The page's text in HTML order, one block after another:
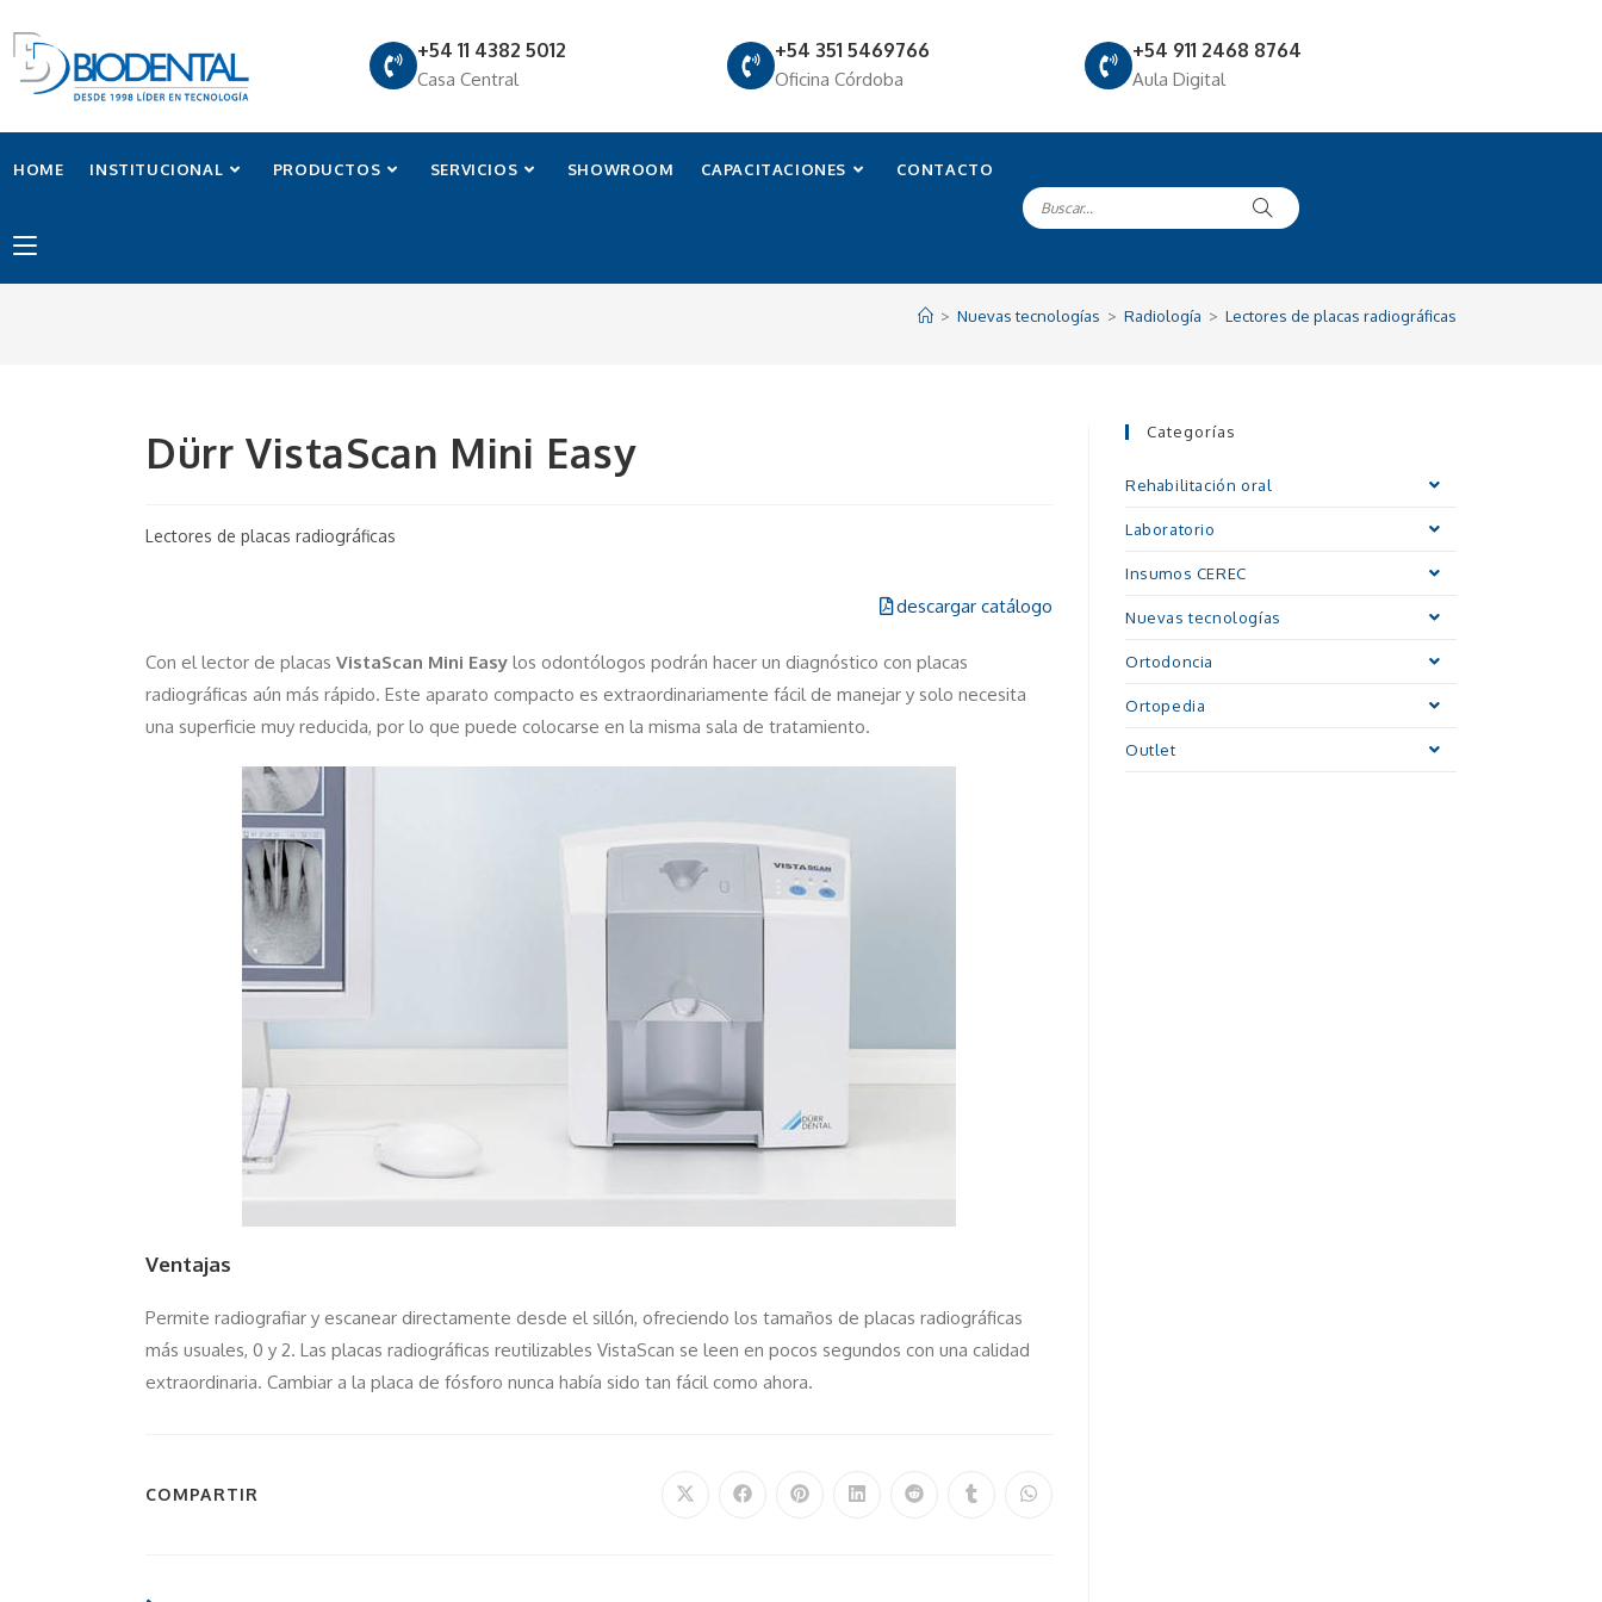
+54 11 4382 5012
Casa Central
+54 351 5469766
Oficina Córdoba
+54 911 2468 8764
Aula Digital
HOME INSTITUCIONAL PRODUCTOS SERVICIOS SHOWROOM CAPACITACIONES CONTACTO
> Nuevas tecnologías > Radiología > Lectores de placas radiográficas
Dürr VistaScan Mini Easy
Lectores de placas radiográficas
descargar catálogo
Con el lector de placas VistaScan Mini Easy los odontólogos podrán hacer un diagnóstico con placas
radiográficas aún más rápido. Este aparato compacto es extraordinariamente fácil de manejar y solo necesita
una superficie muy reducida, por lo que puede colocarse en la misma sala de tratamiento.
Ventajas
Permite radiografiar y escanear directamente desde el sillón, ofreciendo los tamaños de placas radiográficas
más usuales, 0 y 2. Las placas radiográficas reutilizables VistaScan se leen en pocos segundos con una calidad
extraordinaria. Cambiar a la placa de fósforo nunca había sido tan fácil como ahora.
COMPARTIR
Categorías
Rehabilitación oral
Laboratorio
Insumos CEREC
Nuevas tecnologías
Ortodoncia
Ortopedia
Outlet